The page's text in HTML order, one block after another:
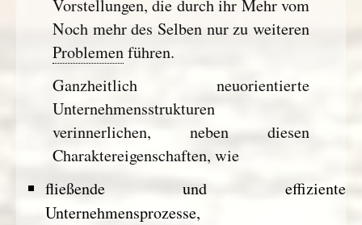
Vorstellungen, die durch ihr Mehr vom
Noch mehr des Selben nur zu weiteren
Problemenführen.
Ganzheitlich neuorientierte
Unternehmensstrukturen
verinnerlichen, neben diesen
Charaktereigenschaften, wie
fließende und effiziente
Unternehmensprozesse,